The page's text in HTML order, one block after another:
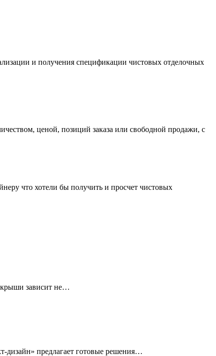
и получения спецификации чистовых отделочных
ценой, позиций заказа или свободной продажи, с
что хотели бы получить и просчет чистовых
крыши зависит не…
предлагает готовые решения…